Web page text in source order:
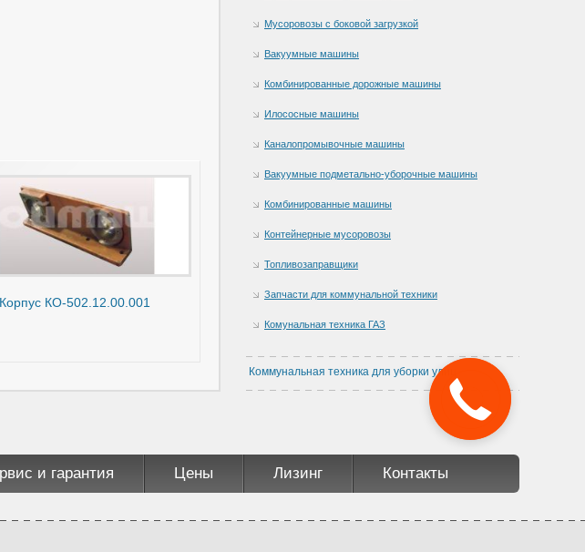
Корпус КО-502.12.00.001
Мусоровозы с боковой загрузкой
Вакуумные машины
Комбинированные дорожные машины
Илососные машины
Каналопромывочные машины
Вакуумные подметально-уборочные машины
Комбинированные машины
Контейнерные мусоровозы
Топливозаправщики
Запчасти для коммунальной техники
Комунальная техника ГАЗ
Коммунальная техника для уборки улиц
и гарантия Цены Лизинг Контакты